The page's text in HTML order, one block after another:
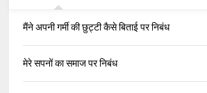
मैंने अपनी गर्मी की छुट्टी कैसे बिताई पर निबंध
मेरे सपनों का समाज पर निबंध